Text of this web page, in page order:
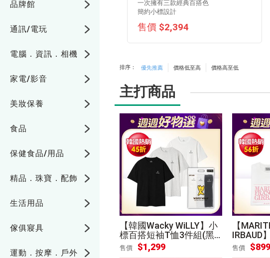
品牌館
通訊/電玩
電腦．資訊．相機
家電/影音
美妝保養
食品
保健食品/用品
精品．珠寶．配飾
生活用品
傢俱寢具
運動．按摩．戶外
一次擁有三款經典百搭色
簡約小標設計
售價 $2,394
排序： 優先推薦 價格低至高 價格高至低
主打商品
【韓國Wacky WiLLY】小
標百搭短袖T恤3件組(黑
白灰) [1組][平輸]
售價 $1,299
【
IRBAUD
款任選 [
售價 $899